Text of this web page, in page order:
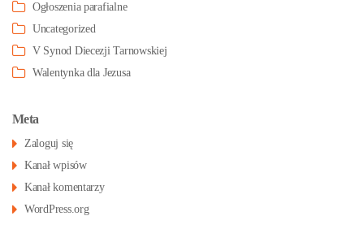
Ogłoszenia parafialne
Uncategorized
V Synod Diecezji Tarnowskiej
Walentynka dla Jezusa
Meta
Zaloguj się
Kanał wpisów
Kanał komentarzy
WordPress.org